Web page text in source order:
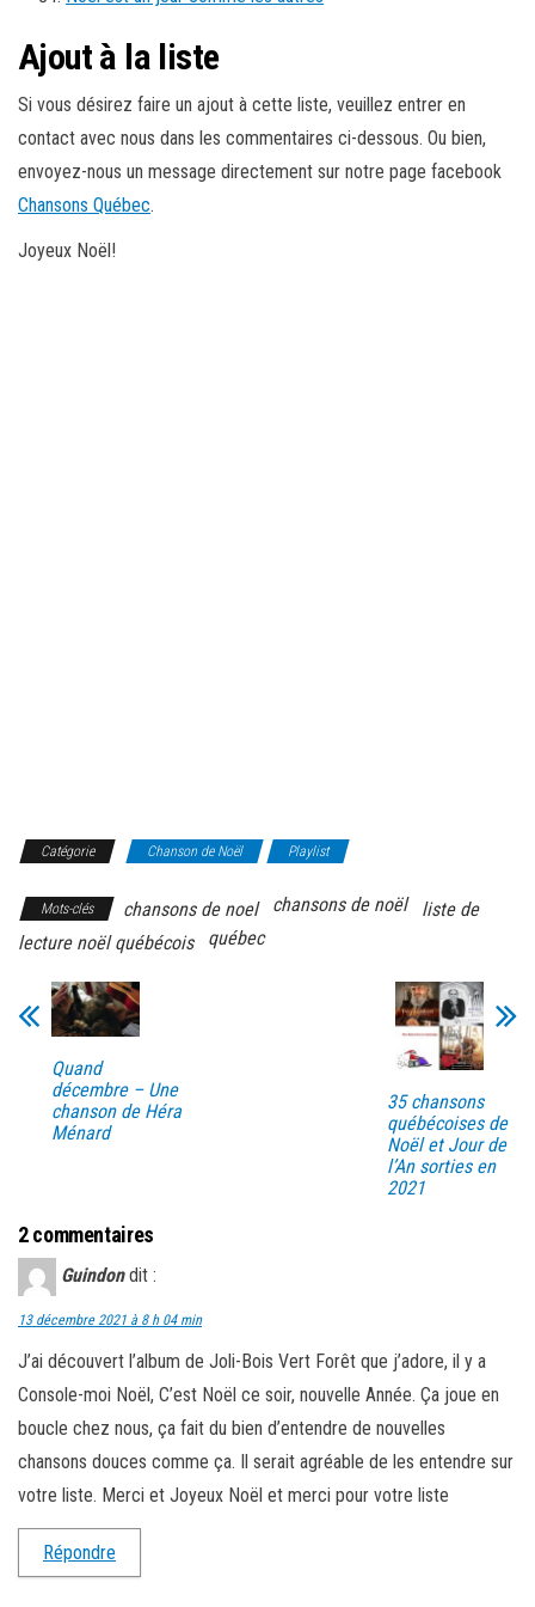
Ajout à la liste
Si vous désirez faire un ajout à cette liste, veuillez entrer en
contact avec nous dans les commentaires ci-dessous. Ou bien,
envoyez-nous un message directement sur notre page facebook
Chansons Québec.
Joyeux Noël!
Catégorie Chanson de Noël Playlist
Mots-clés chansons de noel chansons de noël
liste de
lecture noël québécois
québec
Quand
décembre – Une
chanson de Héra
Ménard
35 chansons
québécoises de
Noël et Jour de
l’An sorties en
2021
2 commentaires
Guindon dit :
13 décembre 2021 à 8 h 04 min
J’ai découvert l’album de Joli-Bois Vert Forêt que j’adore, il y a
Console-moi Noël, C’est Noël ce soir, nouvelle Année. Ça joue en
boucle chez nous, ça fait du bien d’entendre de nouvelles
chansons douces comme ça. Il serait agréable de les entendre sur
votre liste. Merci et Joyeux Noël et merci pour votre liste
Répondre